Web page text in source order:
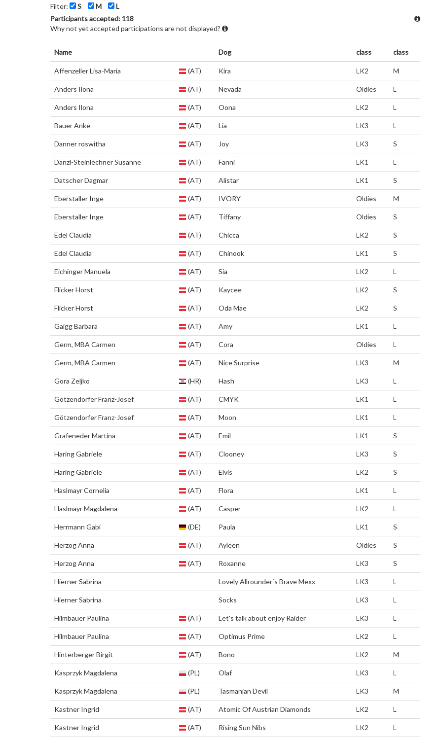
Filter: S M
L
Participants accepted: 118
Why not yet accepted participations are not displayed?
Name Dog class class
Affenzeller Lisa-Maria (AT) Kira LK2 M
Anders Ilona (AT) Nevada Oldies L
Anders Ilona (AT) Oona LK2 L
Bauer Anke (AT) Lia LK3 L
Danner roswitha (AT) Joy LK3 S
Danzl-Steinlechner Susanne (AT) Fanni LK1 L
Datscher Dagmar (AT) Alistar LK1 S
Eberstaller Inge (AT) IVORY Oldies M
Eberstaller Inge (AT) Tiffany Oldies S
Edel Claudia (AT) Chicca LK2 S
Edel Claudia (AT) Chinook LK1 S
Eichinger Manuela (AT) Sia LK2 L
Flicker Horst (AT) Kaycee LK2 S
Flicker Horst (AT) Oda Mae LK2 S
Gaigg Barbara (AT) Amy LK1 L
Germ, MBA Carmen (AT) Cora Oldies L
Germ, MBA Carmen (AT) Nice Surprise LK3 M
Gora Zeljko (HR) Hash LK3 L
Götzendorfer Franz-Josef (AT) CMYK LK1 L
Götzendorfer Franz-Josef (AT) Moon LK1 L
Grafeneder Martina (AT) Emil LK1 S
Haring Gabriele (AT) Clooney LK3 S
Haring Gabriele (AT) Elvis LK2 S
Haslmayr Cornelia (AT) Flora LK1 L
Haslmayr Magdalena (AT) Casper LK2 L
Herrmann Gabi (DE) Paula LK1 S
Herzog Anna (AT) Ayleen Oldies S
Herzog Anna (AT) Roxanne LK3 S
Hierner Sabrina Lovely Allrounder´s Brave Mexx LK3 L
Hierner Sabrina Socks LK3 L
Hilmbauer Paulina (AT) Let's talk about enjoy Raider LK3 L
Hilmbauer Paulina (AT) Optimus Prime LK2 L
Hinterberger Birgit (AT) Bono LK2 M
Kasprzyk Magdalena (PL) Olaf LK3 L
Kasprzyk Magdalena (PL) Tasmanian Devil LK3 M
Kastner Ingrid (AT) Atomic Of Austrian Diamonds LK2 L
Kastner Ingrid (AT) Rising Sun Nibs LK2 L